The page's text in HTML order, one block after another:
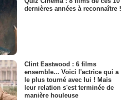
dernières années à reconnaître !
Clint Eastwood : 6 films
ensemble... Voici l'actrice qui a
le plus tourné avec lui ! Mais
leur relation s'est terminée de
manière houleuse